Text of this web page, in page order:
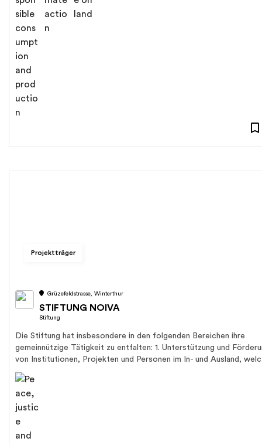
Projektträger
Grüzefeldstrasse, Winterthur
STIFTUNG NOIVA
Stiftung
Die Stiftung hat insbesondere in den folgenden Bereichen ihre
gemeinnützige Tätigkeit zu entfalten: 1. Unterstützung und
von Institutionen, Projekten und Personen im In- und Ausland,